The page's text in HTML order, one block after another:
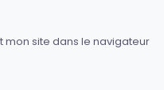
mon site dans le navigateur